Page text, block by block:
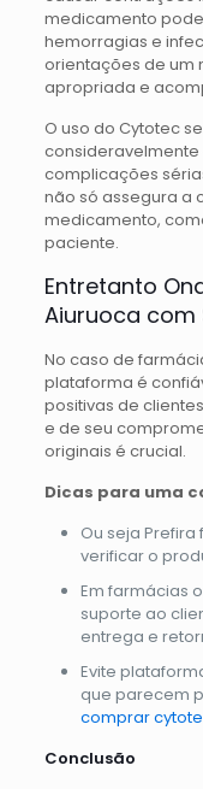
medicamento
hemorragias e
orientações de um
apropriada e
O uso do Cytotec
complicações
não só assegura a
medicamento,
paciente.
Entretanto
Aiuruoca com
No caso de
plataforma é
positivas de
e de seu
originais é crucial.
Dicas para uma
Ou seja
verificar o
Em farmácias
suporte ao
entrega e
Evite
que parecem
comprar
Conclusão